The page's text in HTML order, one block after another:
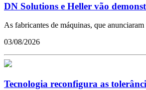
DN Solutions e Heller vão
As fabricantes de máquinas, que
03/08/2026
Tecnologia reconfigura as